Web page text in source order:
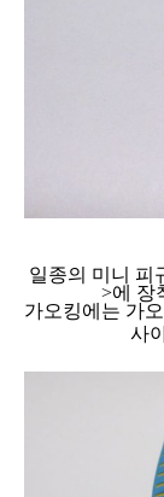
일종의 미니 피
>에 장
가오킹에는 가
사